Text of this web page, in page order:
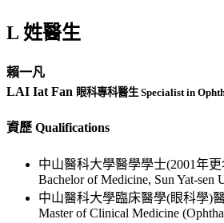
L 姓醫生
賴一凡
LAI Iat Fan 眼科專科醫生 Specialist in
資歷 Qualifications
中山醫科大學醫學學士(2001年
Bachelor of Medicine, Sun Yat-sen
中山醫科大學臨床醫學(眼科學)
Master of Clinical Medicine